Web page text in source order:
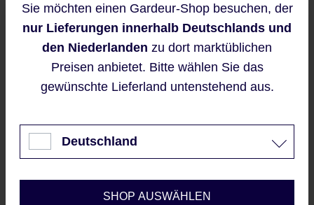
Benachrichtigen Sie mich
Diese Seite ist durch reCAPTCHA
Datenschutzrichtlinieund
Nutzungsbedingungen
Mit dem Senden Ihrer E-
automatisch mit unseren
Sie möchten einen Gardeur-Shop besuchen, der
nur Lieferungen innerhalb Deutschlands und
den Niederlanden zu dort marktüblichen
Preisen anbietet. Bitte wählen Sie das
gewünschte Lieferland untenstehend aus.
Deutschland
SHOP AUSWÄHLEN
Diese Website verwendet Cookies,
um eine bestmögliche Erfahrung
bieten zu können.
Konfigurieren